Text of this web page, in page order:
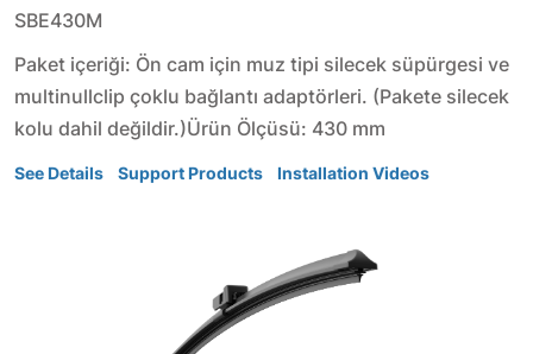
SBE430M
Paket içeriği: Ön cam için muz tipi silecek süpürgesi ve
multinullclip çoklu bağlantı adaptörleri. (Pakete silecek
kolu dahil değildir.)Ürün Ölçüsü: 430 mm
See Details Support Products Installation Videos